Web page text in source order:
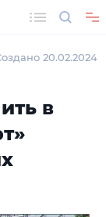
20.02.2024
в